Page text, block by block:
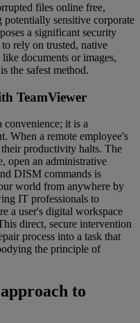
files online free,
sensitive corporate
a significant security
rely on trusted, native
documents or images,
the safest method.
TeamViewer
convenience; it is a
When a remote employee's
productivity halts. The
open an administrative
DISM commands is
world from anywhere by
IT professionals to
a user's digital workspace
direct, secure intervention
process into a task that
the principle of
to